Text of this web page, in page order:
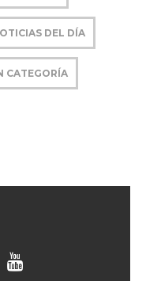
DEL DÍA
CATEGORÍA